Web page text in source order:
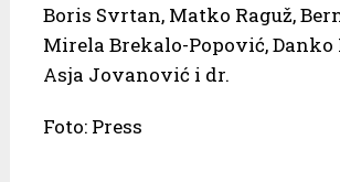
Boris Svrtan, Matko Raguž,
Mirela Brekalo-Popović, Danko
Asja Jovanović i dr.
Foto: Press